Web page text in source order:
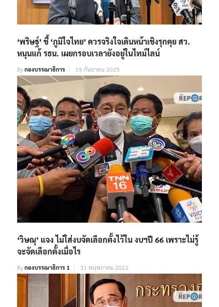
‘พริษฐ์’ ชี้ ‘ภูมิใจไทย’ ควรจริงใจเดินหน้าเชิงรุกคุย สว.
หนุนแก้ รธน. เผยกรอบเวลายังอยู่ในไทม์ไลน์
Byกองบรรณาธิการ 19 กันยายน 2025
‘วิษณุ’ แจง ไม่ใส่งบจัดเลือกตั้งไว้ใน งบฯปี 66 เพราะไม่รู้
จะจัดเลือกตั้งเมื่อไร
Byกองบรรณาธิการ 1 31 พฤษภาคม 2022